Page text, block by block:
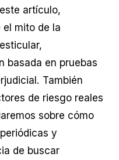
artículo,
mito de la
basada en pruebas
También
de riesgo reales
sobre cómo
y
de buscar